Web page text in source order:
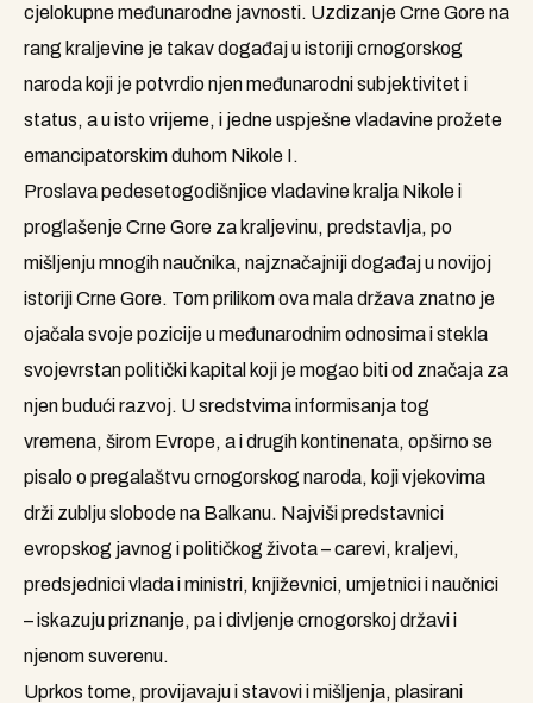
cjelokupne međunarodne javnosti. Uzdizanje Crne Gore na
rang kraljevine je takav događaj u istoriji crnogorskog
naroda koji je potvrdio njen međunarodni subjektivitet i
status, a u isto vrijeme, i jedne uspješne vladavine prožete
emancipatorskim duhom Nikole I.
Proslava pedesetogodišnjice vladavine kralja Nikole i
proglašenje Crne Gore za kraljevinu, predstavlja, po
mišljenju mnogih naučnika, najznačajniji događaj u novijoj
istoriji Crne Gore. Tom prilikom ova mala država znatno je
ojačala svoje pozicije u međunarodnim odnosima i stekla
svojevrstan politički kapital koji je mogao biti od značaja za
njen budući razvoj. U sredstvima informisanja tog
vremena, širom Evrope, a i drugih kontinenata, opširno se
pisalo o pregalaštvu crnogorskog naroda, koji vjekovima
drži zublju slobode na Balkanu. Najviši predstavnici
evropskog javnog i političkog života – carevi, kraljevi,
predsjednici vlada i ministri, književnici, umjetnici i naučnici
– iskazuju priznanje, pa i divljenje crnogorskoj državi i
njenom suverenu.
Uprkos tome, provijavaju i stavovi i mišljenja, plasirani